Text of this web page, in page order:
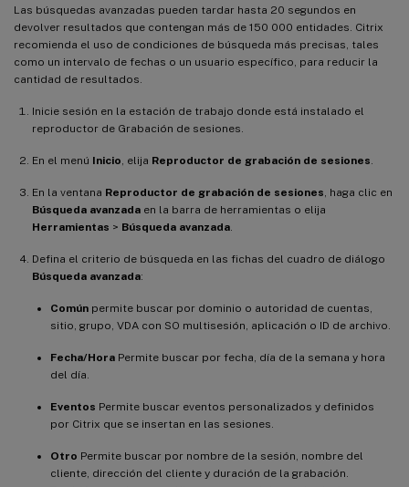
Las búsquedas avanzadas pueden tardar hasta 20 segundos en
devolver resultados que contengan más de 150 000 entidades. Citrix
recomienda el uso de condiciones de búsqueda más precisas, tales
como un intervalo de fechas o un usuario específico, para reducir la
cantidad de resultados.
Inicie sesión en la estación de trabajo donde está instalado el
reproductor de Grabación de sesiones.
En el menú Inicio , elija Reproductor de grabación de sesiones
En la ventana Reproductor de grabación de sesiones , haga clic en
Búsqueda avanzada en la barra de herramientas o elija
Herramientas > Búsqueda avanzada
Defina el criterio de búsqueda en las fichas del cuadro de diálogo
Búsqueda avanzada:
Común permite buscar por dominio o autoridad de cuentas,
sitio, grupo, VDA con SO multisesión, aplicación o ID de archivo.
Fecha/Hora Permite buscar por fecha, día de la semana y hora
del día.
Eventos Permite buscar eventos personalizados y definidos
por Citrix que se insertan en las sesiones.
Otro Permite buscar por nombre de la sesión, nombre del
cliente, dirección del cliente y duración de la grabación.